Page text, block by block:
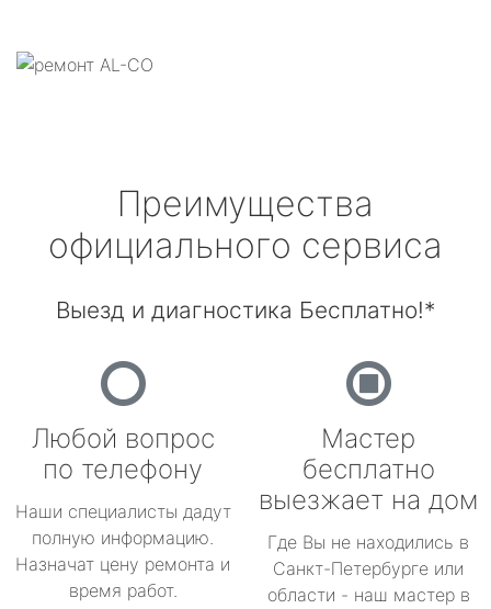
Преимущества
официального сервиса
Выезд и диагностика Бесплатно!*
Любой вопрос
по телефону
Наши специалисты дадут
полную информацию.
Назначат цену ремонта и
время работ.
Мастер
бесплатно
выезжает на дом
Где Вы не находились в
Санкт-Петербурге или
области - наш мастер в